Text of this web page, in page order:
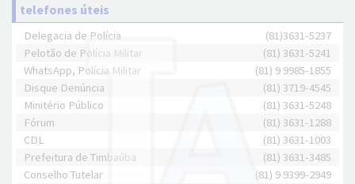
telefones úteis
Delegacia de Polícia
(81)3631-5237
Pelotão de Polícia Militar
(81) 3631-5241
WhatsApp, Polícia Militar
(81) 9 9985-1855
Disque Denúncia
(81) 3719-4545
Minitério Público
(81) 3631-5248
Fórum
(81) 3631-1288
CDL
(81) 3631-1003
Prefeitura de Timbaúba
(81) 3631-3485
Conselho Tutelar
(81) 9 9399-2949